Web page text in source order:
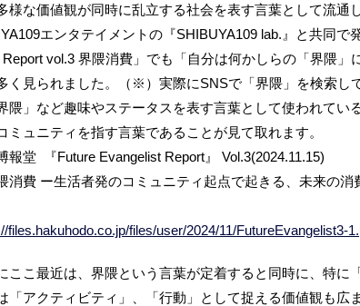
様な価値観が同時に乱立する社会を表す言葉として流通
エンタテイメントの『SHIBUYA109 lab.』と共同で
Report vol.3 界隈消費」でも「自分は何かしらの「界隈」
く見られました。（※）実際にSNSで「界隈」を検索し
隈」など趣味やステータスを表す言葉として使われてい
ミュニティを指す言葉であることが見て取れます。
報堂 『Future Evangelist Report』 Vol.3(2024.11.15)
消費 ー生活者発のコミュニティ起点で起きる、未来の
files.hakuhodo.co.jp/files/user/2024/11/FutureEvangelist3-
ここ最近は、界隈という言葉が定着すると同時に、特に
「アクティビティ」、「行動」として捉える価値観も広